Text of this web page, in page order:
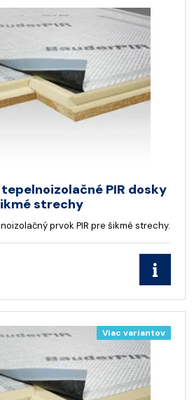
tepelnoizolačné PIR dosky
strechy
prvok PIR pre šikmé strechy.
Viac variantov